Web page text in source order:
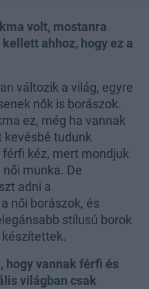
volt, mostanra
ahhoz, hogy ez a
változik a világ, egyre
nők is borászok.
ez, még ha vannak
kevésbé tudunk
kéz, mert mondjuk
munka. De
adni a
női borászok, és
stílusú borok
hogy vannak férfi és
világban csak